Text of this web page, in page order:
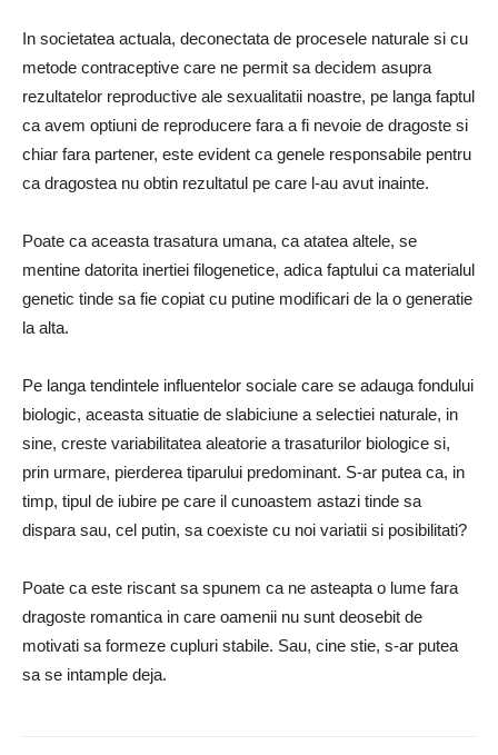
In societatea actuala, deconectata de procesele naturale si cu
metode contraceptive care ne permit sa decidem asupra
rezultatelor reproductive ale sexualitatii noastre, pe langa faptul
ca avem optiuni de reproducere fara a fi nevoie de dragoste si
chiar fara partener, este evident ca genele responsabile pentru
ca dragostea nu obtin rezultatul pe care l-au avut inainte.
Poate ca aceasta trasatura umana, ca atatea altele, se
mentine datorita inertiei filogenetice, adica faptului ca materialul
genetic tinde sa fie copiat cu putine modificari de la o generatie
la alta.
Pe langa tendintele influentelor sociale care se adauga fondului
biologic, aceasta situatie de slabiciune a selectiei naturale, in
sine, creste variabilitatea aleatorie a trasaturilor biologice si,
prin urmare, pierderea tiparului predominant. S-ar putea ca, in
timp, tipul de iubire pe care il cunoastem astazi tinde sa
dispara sau, cel putin, sa coexiste cu noi variatii si posibilitati?
Poate ca este riscant sa spunem ca ne asteapta o lume fara
dragoste romantica in care oamenii nu sunt deosebit de
motivati sa formeze cupluri stabile. Sau, cine stie, s-ar putea
sa se intample deja.